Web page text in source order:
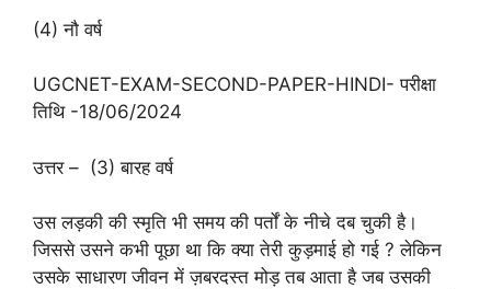
(4) नौ वर्ष
UGCNET-EXAM-SECOND-PAPER-HINDI- परीक्षा
तिथि -18/06/2024
उत्तर – (3) बारह वर्ष
उस लड़की की स्मृति भी समय की पर्तों के नीचे दब चुकी है।
जिससे उसने कभी पूछा था कि क्या तेरी कुड़माई हो गई ? लेकिन
उसके साधारण जीवन में ज़बरदस्त मोड़ तब आता है जब उसकी